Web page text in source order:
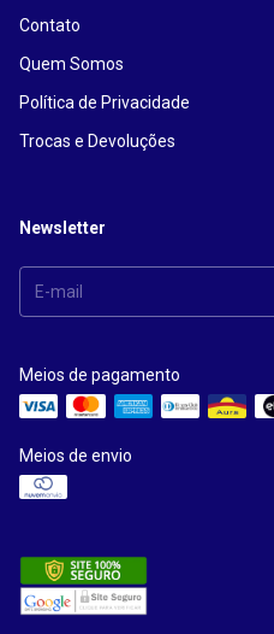
Contato
Quem Somos
Política de Privacidade
Trocas e Devoluções
Newsletter
Meios de pagamento
Meios de envio